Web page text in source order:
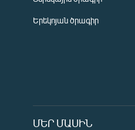
Երեկոյան ծրագիր
ՄԵՐ ՄԱՍԻՆ